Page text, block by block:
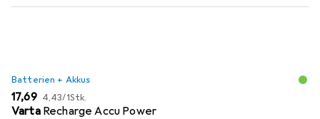
Batterien + Akkus
EUR
17,69 EUR
4,43/1Stk.
Varta Recharge Accu Power